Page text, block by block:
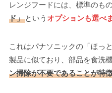
レンジフードには、標準のも
ド」という オプションも選べ
これはパナソニックの「ほっ
製品に似ており、部品を食洗
ン掃除が不要であることが特